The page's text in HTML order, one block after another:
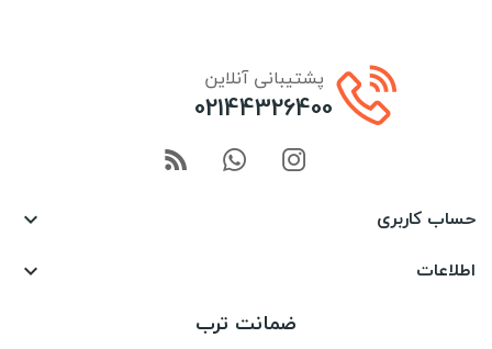
پشتیبانی آنلاین
02144326400
حساب کاربری 
اطلاعات 
ضمانت ترب